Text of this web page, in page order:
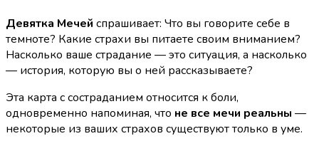
Девятка Мечей спрашивает: Что вы говорите себе в
темноте? Какие страхи вы питаете своим вниманием?
Насколько ваше страдание — это ситуация, а насколько
— история, которую вы о ней рассказываете?
Эта карта с состраданием относится к боли,
одновременно напоминая, что не все мечи реальны —
некоторые из ваших страхов существуют только в уме.